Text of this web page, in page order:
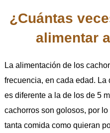
¿Cuántas
alimentar
La alimentación de los
frecuencia, en cada edad. La
es diferente a la de los de 5
cachorros son golosos, por
tanta comida como quieran